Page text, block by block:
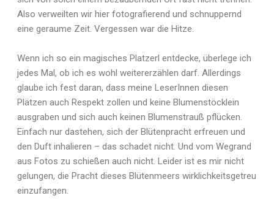
Also verweilten wir hier fotografierend und schnuppernd
eine geraume Zeit. Vergessen war die Hitze.
Wenn ich so ein magisches Platzerl entdecke, überlege ich
jedes Mal, ob ich es wohl weitererzählen darf. Allerdings
glaube ich fest daran, dass meine LeserInnen diesen
Plätzen auch Respekt zollen und keine Blumenstöcklein
ausgraben und sich auch keinen Blumenstrauß pflücken.
Einfach nur dastehen, sich der Blütenpracht erfreuen und
den Duft inhalieren – das schadet nicht. Und vom Wegrand
aus Fotos zu schießen auch nicht. Leider ist es mir nicht
gelungen, die Pracht dieses Blütenmeers wirklichkeitsgetreu
einzufangen.